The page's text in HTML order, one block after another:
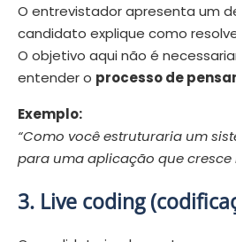
O entrevistador apresenta um
candidato explique como
O objetivo aqui não é
entender o processo de
Exemplo:
“Como você estruturaria um
para uma aplicação que cresce
3. Live coding